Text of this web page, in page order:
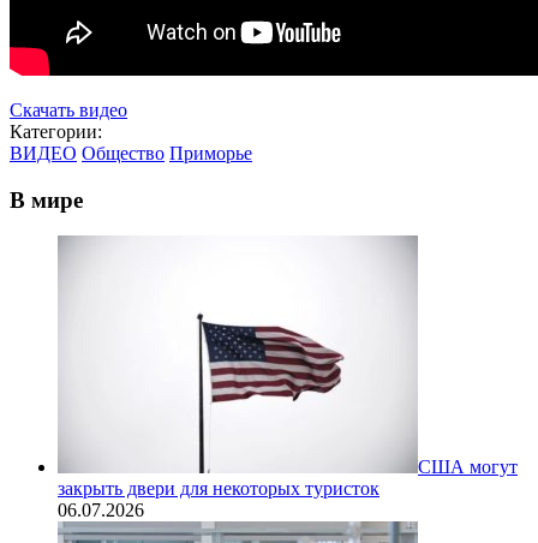
Скачать видео
Категории:
ВИДЕО Общество Приморье
В мире
США могут
закрыть двери для некоторых туристок
06.07.2026